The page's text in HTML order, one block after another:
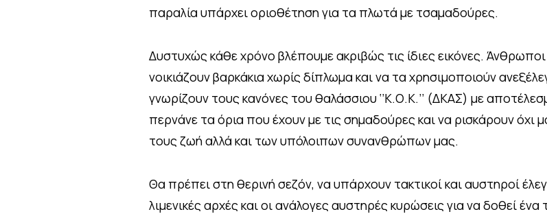
παραλία υπάρχει οριοθέτηση για τα πλωτά με τσαμαδούρες.
Δυστυχώς κάθε χρόνο βλέπουμε ακριβώς τις ίδιες εικόνες.
νοικιάζουν βαρκάκια χωρίς δίπλωμα και να τα χρησιμοποιούν
γνωρίζουν τους κανόνες του θαλάσσιου ‘’Κ.Ο.Κ.’’ (ΔΚΑΣ) με
περνάνε τα όρια που έχουν με τις σημαδούρες και να ρισκάρουν όχι
τους ζωή αλλά και των υπόλοιπων συνανθρώπων μας.
Θα πρέπει στη θερινή σεζόν, να υπάρχουν τακτικοί και αυστηροί
λιμενικές αρχές και οι ανάλογες αυστηρές κυρώσεις για να δοθεί ένα